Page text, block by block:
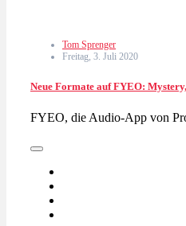
Tom Sprenger
Freitag, 3. Juli 2020
Neue Formate auf FYEO:
FYEO, die Audio-App von